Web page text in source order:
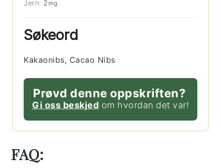
Jern: 2 mg
Søkeord
Kakaonibs, Cacao Nibs
Prøvd denne oppskriften?
Gi oss beskjed om hvordan det var!
FAQ: